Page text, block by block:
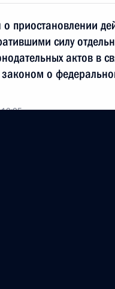
приостановлении
силу
актов в
о
10:05